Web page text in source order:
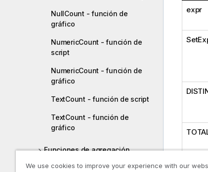
NullCount - función de
gráfico
NumericCount - función de
script
NumericCount - función de
gráfico
TextCount - función de script
TextCount - función de
gráfico
Funciones de agregación
expr
We use cookies to improve your experience with our